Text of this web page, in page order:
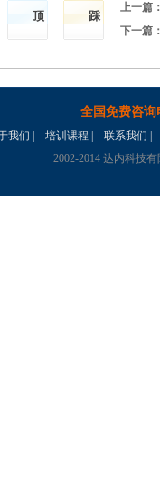
顶 踩
上一篇
下一篇
全国免费咨询
我们 培训课程 联系我们
2002-2014 达内科技